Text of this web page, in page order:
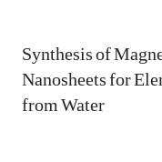
Synthesis of
Nanosheets for
from Water